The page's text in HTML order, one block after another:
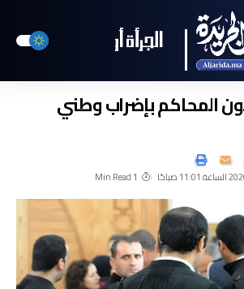
المحاكم بإضراب وطني
1 Min Read